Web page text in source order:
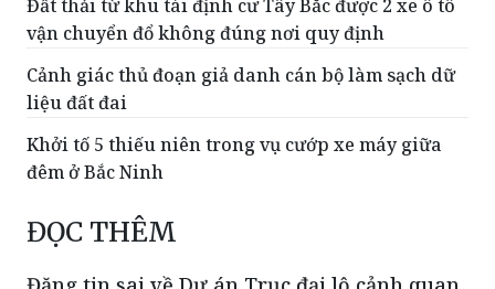
Cảnh giác thủ đoạn giả danh cán bộ làm sạch dữ
liệu đất đai
Khởi tố 5 thiếu niên trong vụ cướp xe máy giữa
đêm ở Bắc Ninh
ĐỌC THÊM
Đăng tin sai về Dự án Trục đại lộ cảnh quan